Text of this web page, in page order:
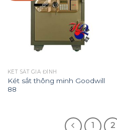
KÉT SẮT GIA ĐÌNH
Két sắt thông minh Goodwill
88
1 2